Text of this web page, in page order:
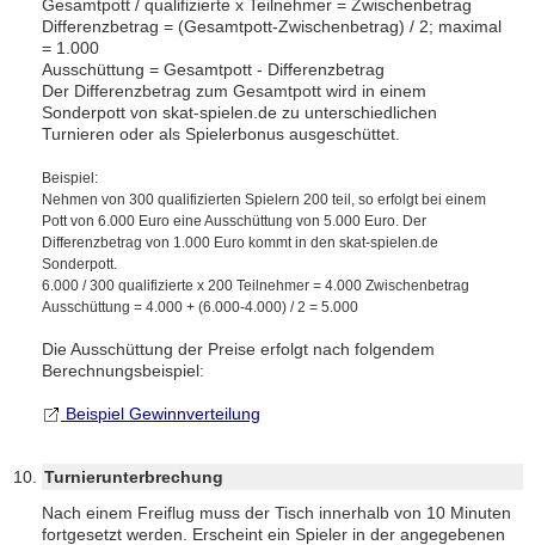
Gesamtpott / qualifizierte x Teilnehmer = Zwischenbetrag
Differenzbetrag = (Gesamtpott-Zwischenbetrag) / 2; maximal
= 1.000
Ausschüttung = Gesamtpott - Differenzbetrag
Der Differenzbetrag zum Gesamtpott wird in einem
Sonderpott von skat-spielen.de zu unterschiedlichen
Turnieren oder als Spielerbonus ausgeschüttet.
Beispiel:
Nehmen von 300 qualifizierten Spielern 200 teil, so erfolgt bei einem
Pott von 6.000 Euro eine Ausschüttung von 5.000 Euro. Der
Differenzbetrag von 1.000 Euro kommt in den skat-spielen.de
Sonderpott.
6.000 / 300 qualifizierte x 200 Teilnehmer = 4.000 Zwischenbetrag
Ausschüttung = 4.000 + (6.000-4.000) / 2 = 5.000
Die Ausschüttung der Preise erfolgt nach folgendem
Berechnungsbeispiel:
Beispiel Gewinnverteilung
Turnierunterbrechung
Nach einem Freiflug muss der Tisch innerhalb von 10 Minuten
fortgesetzt werden. Erscheint ein Spieler in der angegebenen